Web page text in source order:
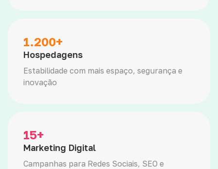
1.200+
Hospedagens
Estabilidade com mais espaço, segurança e
inovação
15+
Marketing Digital
Campanhas para Redes Sociais, SEO e